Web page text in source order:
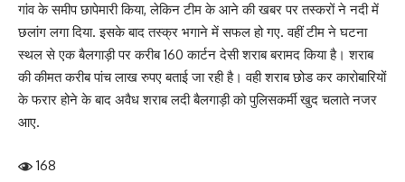
गांव के समीप छापेमारी किया, लेकिन टीम के आने की खबर पर तस्करों ने नदी में
छलांग लगा दिया. इसके बाद तस्क्र भगाने में सफल हो गए. वहीं टीम ने घटना
स्थल से एक बैलगाड़ी पर करीब 160 कार्टन देसी शराब बरामद किया है। शराब
की कीमत करीब पांच लाख रुपए बताई जा रही है। वही शराब छोड कर कारोबारियों
के फरार होने के बाद अवैध शराब लदी बैलगाड़ी को पुलिसकर्मी खुद चलाते नजर
आए.
168